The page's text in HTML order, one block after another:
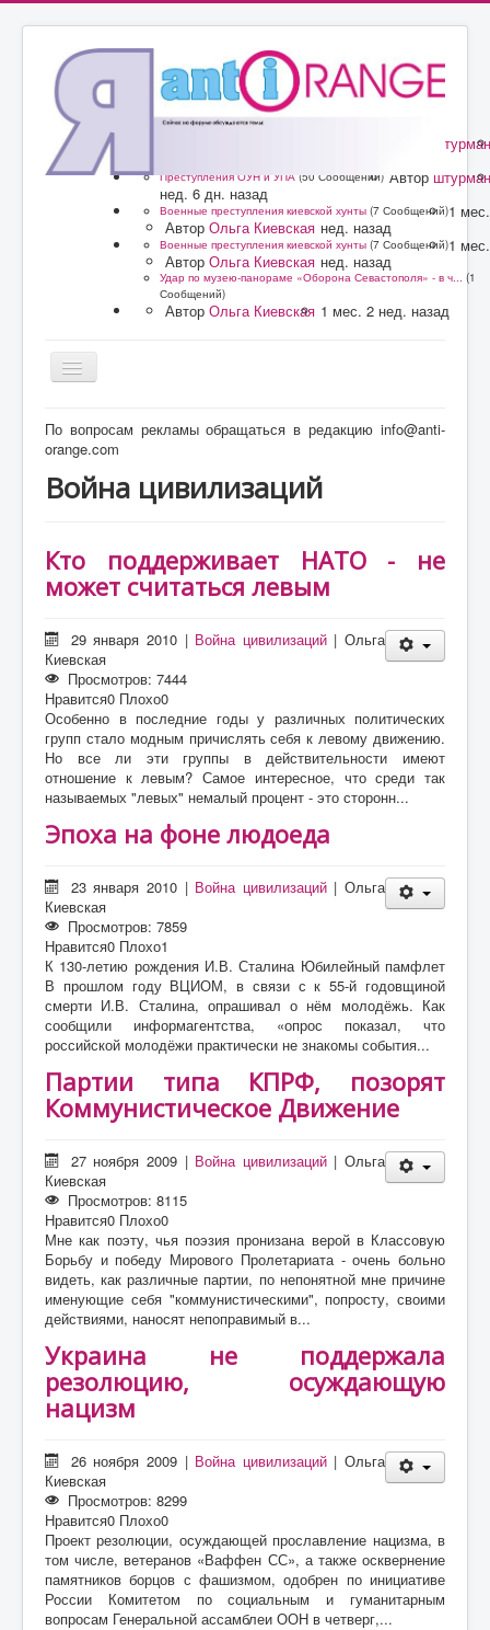
штурман
Преступления ОУН и УПА (50 Сообщений) Автор штурман
нед. 6 дн. назад
Военные преступления киевской хунты (7 Сообщений)
Автор Ольга Киевская
1
нед. назад
Военные преступления киевской хунты (7 Сообщений)
Автор Ольга Киевская
1
нед. назад
Удар по музею-панораме «Оборона Севастополя» - в ч...
(1
Сообщений)
Автор Ольга Киевская 1 мес. 2 нед. назад
Форум
О проекте
Литература
По вопросам рекламы обращаться в редакцию info@anti-
orange.com
Война цивилизаций
Кто поддерживает НАТО - не
может считаться левым
29 января 2010 | Война цивилизаций | Ольга
Киевская
Просмотров: 7444
Нравится0 Плохо0
Особенно в последние годы у различных политических
групп стало модным причислять себя к левому движению.
Но все ли эти группы в действительности имеют
отношение к левым? Самое интересное, что среди так
называемых "левых" немалый процент - это сторонн...
Эпоха на фоне людоеда
23 января 2010 | Война цивилизаций | Ольга
Киевская
Просмотров: 7859
Нравится0 Плохо1
К 130-летию рождения И.В. Сталина Юбилейный памфлет
В прошлом году ВЦИОМ, в связи с к 55-й годовщиной
смерти И.В. Сталина, опрашивал о нём молодёжь. Как
сообщили информагентства, «опрос показал, что
российской молодёжи практически не знакомы события...
Партии типа КПРФ, позорят
Коммунистическое Движение
27 ноября 2009 | Война цивилизаций | Ольга
Киевская
Просмотров: 8115
Нравится0 Плохо0
Мне как поэту, чья поэзия пронизана верой в Классовую
Борьбу и победу Мирового Пролетариата - очень больно
видеть, как различные партии, по непонятной мне причине
именующие себя "коммунистическими", попросту, своими
действиями, наносят непоправимый в...
Украина не поддержала
резолюцию, осуждающую
нацизм
26 ноября 2009 | Война цивилизаций | Ольга
Киевская
Просмотров: 8299
Нравится0 Плохо0
Проект резолюции, осуждающей прославление нацизма, в
том числе, ветеранов «Ваффен СС», а также осквернение
памятников борцов с фашизмом, одобрен по инициативе
России Комитетом по социальным и гуманитарным
вопросам Генеральной ассамблеи ООН в четверг,...